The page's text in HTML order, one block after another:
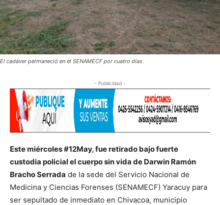
El cadáver permaneció en el SENAMECF por cuatro días
- Publicidad -
Este miércoles #12May, fue retirado bajo fuerte
custodia policial el cuerpo sin vida de Darwin Ramón
Bracho Serrada de la sede del Servicio Nacional de
Medicina y Ciencias Forenses (SENAMECF) Yaracuy para
ser sepultado de inmediato en Chivacoa, municipio